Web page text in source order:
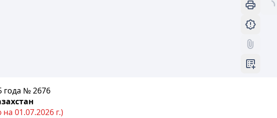
года № 2676
01.07.2026 г.)